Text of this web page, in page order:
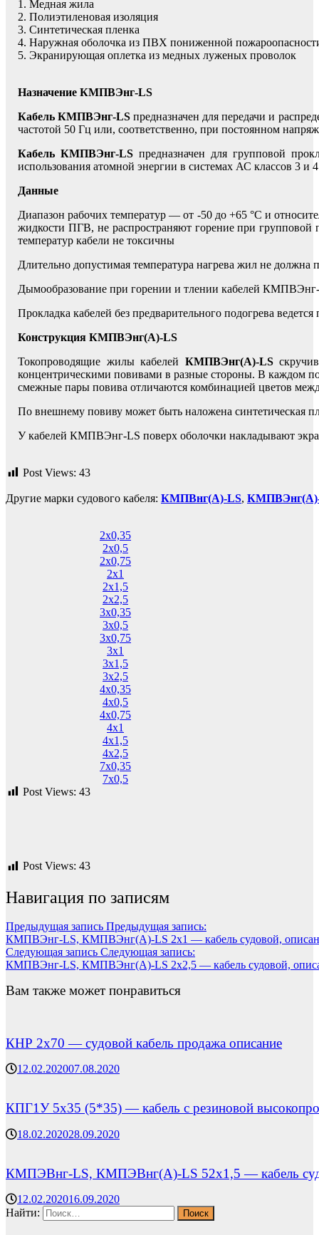
1. Медная жила
2. Полиэтиленовая изоляция
3. Синтетическая пленка
4. Наружная оболочка из ПВХ пониженной
5. Экранирующая оплетка из медных луженых проволок
Назначение КМПВЭнг-LS
Кабель КМПВЭнг-LS предназначен для передачи и
частотой 50 Гц или, соответственно, при постоянном
Кабель КМПВЭнг-LSпредназначен для групповой
использования атомной энергии в системах АС классов
Данные
Диапазон рабочих температур — от -50 до +65 °С и
жидкости ПГВ, не распространяют горение при групповой
температур кабели не токсичны
Длительно допустимая температура нагрева жил не должна
Дымообразование при горении и тлении кабелей
Прокладка кабелей без предварительного подогрева
Конструкция КМПВЭнг(А)-LS
Токопроводящие жилы кабелей КМПВЭнг(А)-LS
концентрическими повивами в разные стороны. В каждом
смежные пары повива отличаются комбинацией цветов
По внешнему повиву может быть наложена синтетическая
У кабелей КМПВЭнг-LS поверх оболочки накладывают
Post Views: 43
Другие марки судового кабеля: КМПВнг(А)-LS,
2х0,35
2х0,5
2х0,75
2х1
2х1,5
2х2,5
3х0,35
3х0,5
3х0,75
3х1
3х1,5
3х2,5
4х0,35
4х0,5
4х0,75
4х1
4х1,5
4х2,5
7х0,35
7х0,5
Post Views: 43
Post Views: 43
Навигация по записям
Предыдущая запись Предыдущая запись:
КМПВЭнг-LS, КМПВЭнг(А)-LS 2х1 — кабель судовой,
Следующая запись Следующая запись:
КМПВЭнг-LS, КМПВЭнг(А)-LS 2х2,5 — кабель судовой,
Вам также может понравиться
КНР 2х70 — судовой кабель продажа описание
12.02.202007.08.2020
КПГ1У 5х35 (5*35) — кабель с резиновой
18.02.202028.09.2020
КМПЭВнг-LS, КМПЭВнг(А)-LS 52х1,5 — кабель
12.02.202016.09.2020
Найти: